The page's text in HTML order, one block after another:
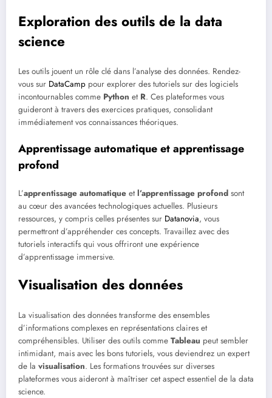
Exploration des outils de la data
science
Les outils jouent un rôle clé dans l’analyse des données. Rendez-
vous sur DataCamp pour explorer des tutoriels sur des logiciels
incontournables comme Python et R. Ces plateformes vous
guideront à travers des exercices pratiques, consolidant
immédiatement vos connaissances théoriques.
Apprentissage automatique et apprentissage
profond
L’apprentissage automatique etl’apprentissage profond sont
au cœur des avancées technologiques actuelles. Plusieurs
ressources, y compris celles présentes sur Datanovia, vous
permettront d’appréhender ces concepts. Travaille­z avec des
tutoriels interactifs qui vous offriront une expérience
d’apprentissage immersive.
Visualisation des données
La visualisation des données transforme des ensembles
d’informations complexes en représentations claires et
compréhensibles. Utiliser des outils comme Tableau peut sembler
intimidant, mais avec les bons tutoriels, vous deviendrez un expert
de la visualisation. Les formations trouvées sur diverses
plateformes vous aideront à maîtriser cet aspect essentiel de la data
science.